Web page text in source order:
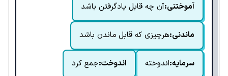
آموختنی:آن چه قابل یادگرفتن باشد
ماندنی:هرچیزی که قابل ماندن باشد
سرمایه:اندوخته اندوخت:جمع کرد